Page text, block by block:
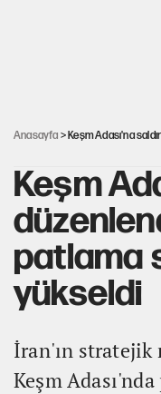
Anasayfa > Keşm Adası'na
Keşm
patlama
yükseldi
İran'ın stratejik
Keşm